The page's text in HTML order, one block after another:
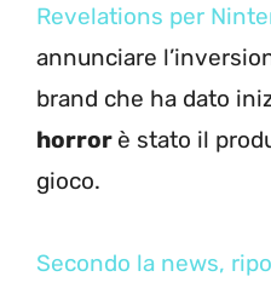
Revelations per
annunciare
brand che ha dato
horror è stato il
gioco.
Secondo la news,